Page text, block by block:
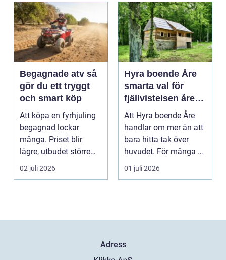
Begagnade atv så
gör du ett tryggt
och smart köp
Att köpa en fyrhjuling
begagnad lockar
många. Priset blir
lägre, utbudet större
och du kan ofta få e...
02 juli 2026
Hyra boende Åre
smarta val för
fjällvistelsen året
runt
Att Hyra boende Åre
handlar om mer än att
bara hitta tak över
huvudet. För många är
boendet själva n...
01 juli 2026
Adress